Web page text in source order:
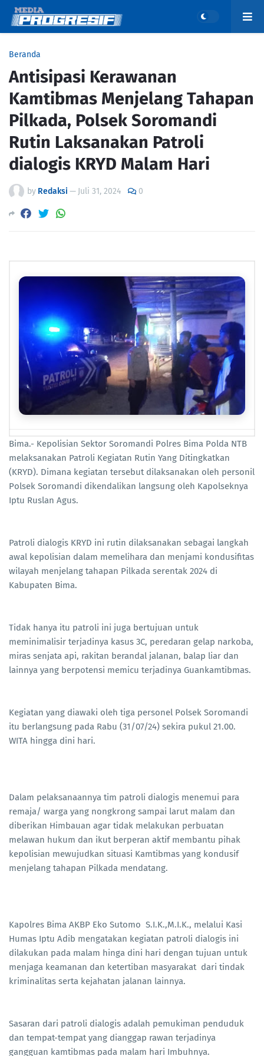
Beranda
Antisipasi Kerawanan
Kamtibmas Menjelang Tahapan
Pilkada, Polsek Soromandi
Rutin Laksanakan Patroli
dialogis KRYD Malam Hari
by Redaksi — Juli 31, 2024 0
Bima.- Kepolisian Sektor Soromandi Polres Bima Polda NTB
melaksanakan Patroli Kegiatan Rutin Yang Ditingkatkan
(KRYD). Dimana kegiatan tersebut dilaksanakan oleh personil
Polsek Soromandi dikendalikan langsung oleh Kapolseknya
Iptu Ruslan Agus.
Patroli dialogis KRYD ini rutin dilaksanakan sebagai langkah
awal kepolisian dalam memelihara dan menjami kondusifitas
wilayah menjelang tahapan Pilkada serentak 2024 di
Kabupaten Bima.
Tidak hanya itu patroli ini juga bertujuan untuk
meminimalisir terjadinya kasus 3C, peredaran gelap narkoba,
miras senjata api, rakitan berandal jalanan, balap liar dan
lainnya yang berpotensi memicu terjadinya Guankamtibmas.
Kegiatan yang diawaki oleh tiga personel Polsek Soromandi
itu berlangsung pada Rabu (31/07/24) sekira pukul 21.00.
WITA hingga dini hari.
Dalam pelaksanaannya tim patroli dialogis menemui para
remaja/ warga yang nongkrong sampai larut malam dan
diberikan Himbauan agar tidak melakukan perbuatan
melawan hukum dan ikut berperan aktif membantu pihak
kepolisian mewujudkan situasi Kamtibmas yang kondusif
menjelang tahapan Pilkada mendatang.
Kapolres Bima AKBP Eko Sutomo S.I.K.,M.I.K., melalui Kasi
Humas Iptu Adib mengatakan kegiatan patroli dialogis ini
dilakukan pada malam hinga dini hari dengan tujuan untuk
menjaga keamanan dan ketertiban masyarakat dari tindak
kriminalitas serta kejahatan jalanan lainnya.
Sasaran dari patroli dialogis adalah pemukiman penduduk
dan tempat-tempat yang dianggap rawan terjadinya
gangguan kamtibmas pada malam hari Imbuhnya.